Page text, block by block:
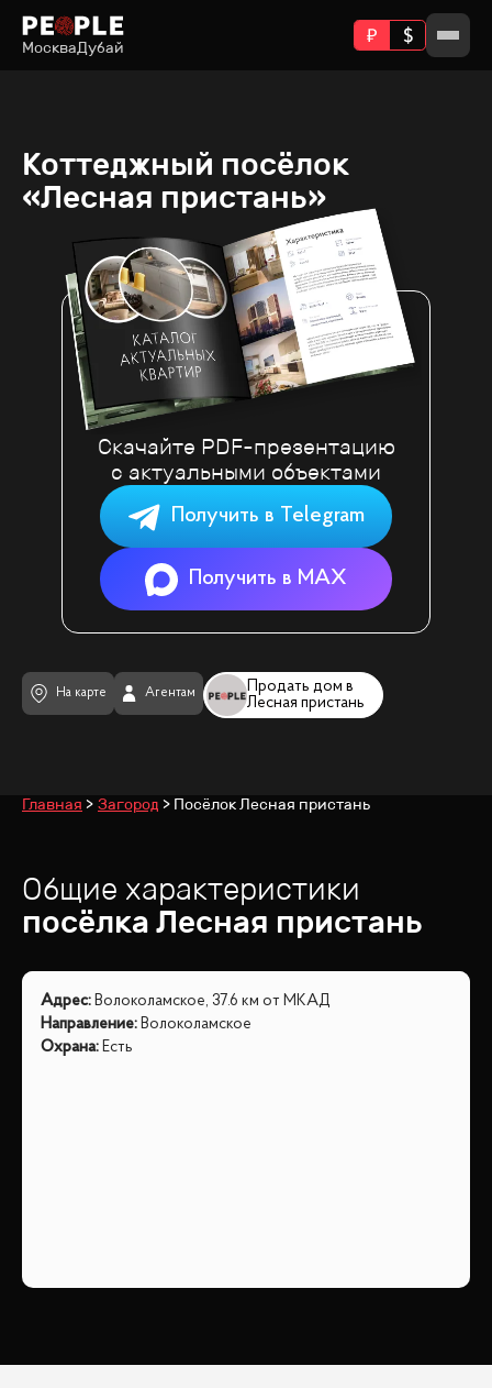
МоскваДубай
Коттеджный посёлок
«Лесная пристань»
Продать дом в
Лесная пристань
На карте Агентам
Скачайте PDF-презентацию
с актуальными объектами
Получить в Telegram
Получить в MAX
Главная Загород Посёлок Лесная пристань
Общие характеристики
посёлка Лесная пристань
Адрес: Волоколамское, 37.6 км от МКАД
Направление: Волоколамское
Охрана: Есть